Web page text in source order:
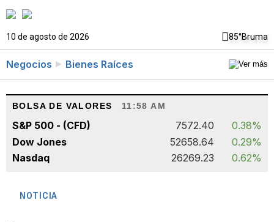
10 de agosto de 2026 85°Bruma
Negocios Bienes Raíces
BOLSA DE VALORES 11:58 AM
S&P 500 - (CFD) 7572.40
0.38%
Dow Jones
52658.64
0.29%
Nasdaq
26269.23 0.62%
NOTICIA